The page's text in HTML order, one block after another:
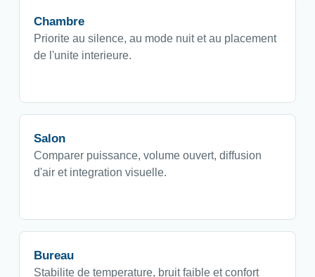
Chambre
Priorite au silence, au mode nuit et au placement
de l'unite interieure.
Salon
Comparer puissance, volume ouvert, diffusion
d'air et integration visuelle.
Bureau
Stabilite de temperature, bruit faible et confort